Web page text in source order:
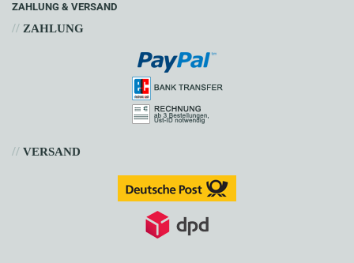
ZAHLUNG & VERSAND
// ZAHLUNG
// VERSAND